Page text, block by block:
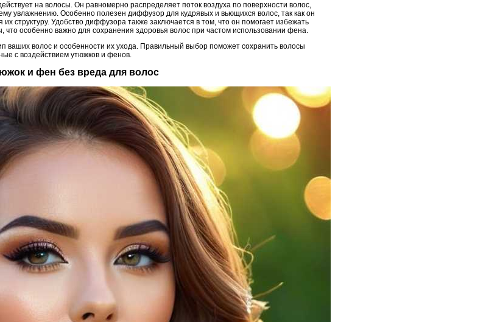
на волосы. Он равномерно распределяет поток воздуха по поверхности волос,
увлажнению. Особенно полезен диффузор для кудрявых и вьющихся волос, так как он
структуру. Удобство диффузора также заключается в том, что он помогает избежать
что особенно важно для сохранения здоровья волос при частом использовании фена.
ваших волос и особенности их ухода. Правильный выбор поможет сохранить волосы
с воздействием утюжков и фенов.
и фен без вреда для волос